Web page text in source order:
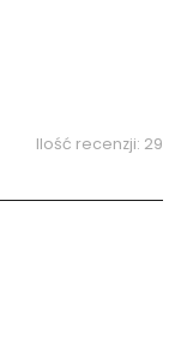
Ilość recenzji: 29